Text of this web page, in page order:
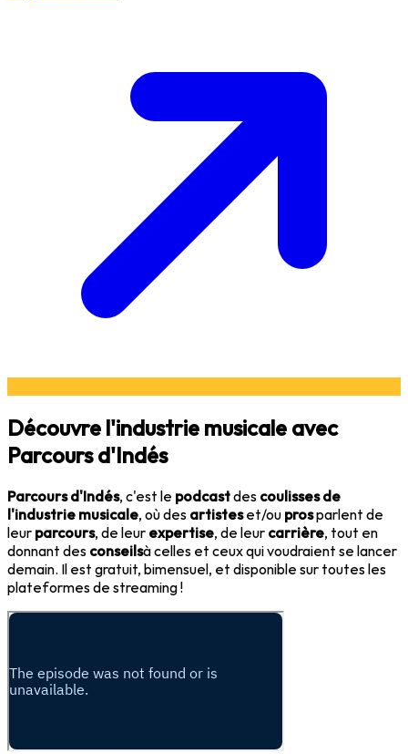
Découvre l'industrie musicale avec
Parcours d'Indés
Parcours d'Indés, c'est le podcastdes coulisses de
l'industrie musicale, où des artisteset/ou prosparlent de
leur parcours, de leur expertise, de leur carrière, tout en
donnant des conseilsà celles et ceux qui voudraient se lancer
demain. Il est gratuit, bimensuel, et disponible sur toutes les
plateformes de streaming !